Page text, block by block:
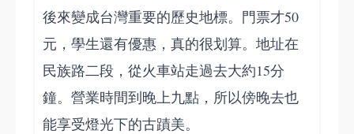
後來變成台灣重要的歷史地標。門票才50
元，學生還有優惠，真的很划算。地址在
民族路二段，從火車站走過去大約15分
鐘。營業時間到晚上九點，所以傍晚去也
能享受燈光下的古蹟美。